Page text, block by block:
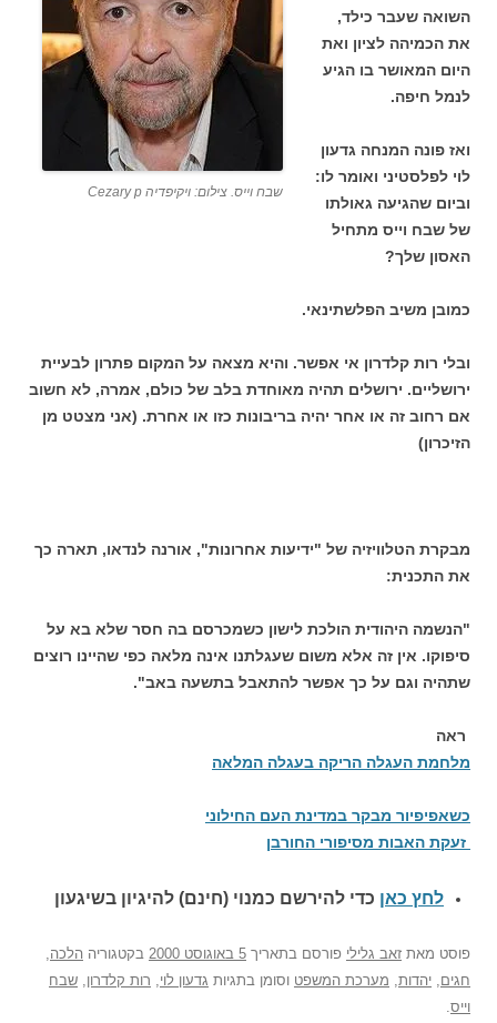
שבח וייס. צילום: ויקיפדיה Cezary p
השואה שעבר כילד,
את הכמיהה לציון ואת
היום המאושר בו הגיע
לנמל חיפה.
ואז פונה המנחה גדעון
לוי לפלסטיני ואומר לו:
וביום שהגיעה גאולתו
של שבח וייס מתחיל
האסון שלך?
כמובן משיב הפלשתינאי.
ובלי רות קלדרון אי אפשר. והיא מצאה על המקום פתרון לבעיית
ירושליים. ירושלים תהיה מאוחדת בלב של כולם, אמרה, לא חשוב
אם רחוב זה או אחר יהיה בריבונות כזו או אחרת. (אני מצטט מן
הזיכרון)
מבקרת הטלוויזיה של "ידיעות אחרונות", אורנה לנדאו, תארה כך
את התכנית:
"הנשמה היהודית הולכת לישון כשמכרסם בה חסר שלא בא על
סיפוקו. אין זה אלא משום שעגלתנו אינה מלאה כפי שהיינו רוצים
שתהיה וגם על כך אפשר להתאבל בתשעה באב".
ראה
מלחמת העגלה הריקה בעגלה המלאה
כשאפיפיור מבקר במדינת העם החילוני
זעקת האבות מסיפורי החורבן
לחץ כאן כדי להירשם כמנוי (חינם) להיגיון בשיגעון
פוסט מאת זאב גלילי פורסם בתאריך 5 באוגוסט 2000 בקטגוריה הלכה,
חגים, יהדות, מערכת המשפט וסומן בתגיות גדעון לוי, רות קלדרון, שבח
וייס.